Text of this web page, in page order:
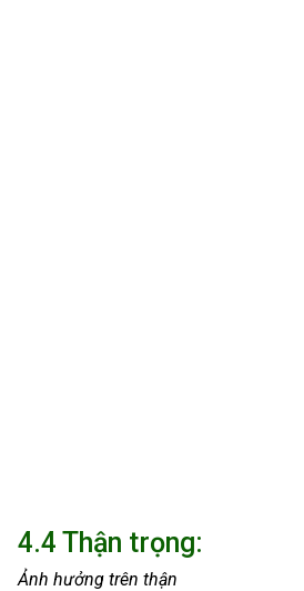
4.4 Thận trọng:
Ảnh hưởng trên thận